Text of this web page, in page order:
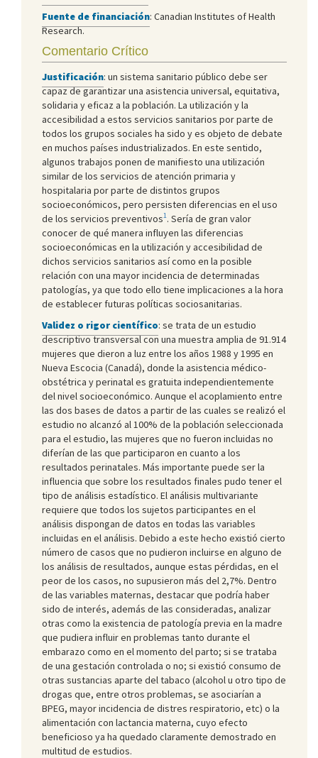
Fuente de financiación: Canadian Institutes of Health
Research.
Comentario Crítico
Justificación: un sistema sanitario público debe ser
capaz de garantizar una asistencia universal, equitativa,
solidaria y eficaz a la población. La utilización y la
accesibilidad a estos servicios sanitarios por parte de
todos los grupos sociales ha sido y es objeto de debate
en muchos países industrializados. En este sentido,
algunos trabajos ponen de manifiesto una utilización
similar de los servicios de atención primaria y
hospitalaria por parte de distintos grupos
socioeconómicos, pero persisten diferencias en el uso
de los servicios preventivos1. Sería de gran valor
conocer de qué manera influyen las diferencias
socioeconómicas en la utilización y accesibilidad de
dichos servicios sanitarios así como en la posible
relación con una mayor incidencia de determinadas
patologías, ya que todo ello tiene implicaciones a la hora
de establecer futuras políticas sociosanitarias.
Validez o rigor científico: se trata de un estudio
descriptivo transversal con una muestra amplia de 91.914
mujeres que dieron a luz entre los años 1988 y 1995 en
Nueva Escocia (Canadá), donde la asistencia médico-
obstétrica y perinatal es gratuita independientemente
del nivel socioeconómico. Aunque el acoplamiento entre
las dos bases de datos a partir de las cuales se realizó el
estudio no alcanzó al 100% de la población seleccionada
para el estudio, las mujeres que no fueron incluidas no
diferían de las que participaron en cuanto a los
resultados perinatales. Más importante puede ser la
influencia que sobre los resultados finales pudo tener el
tipo de análisis estadístico. El análisis multivariante
requiere que todos los sujetos participantes en el
análisis dispongan de datos en todas las variables
incluidas en el análisis. Debido a este hecho existió cierto
número de casos que no pudieron incluirse en alguno de
los análisis de resultados, aunque estas pérdidas, en el
peor de los casos, no supusieron más del 2,7%. Dentro
de las variables maternas, destacar que podría haber
sido de interés, además de las consideradas, analizar
otras como la existencia de patología previa en la madre
que pudiera influir en problemas tanto durante el
embarazo como en el momento del parto; si se trataba
de una gestación controlada o no; si existió consumo de
otras sustancias aparte del tabaco (alcohol u otro tipo de
drogas que, entre otros problemas, se asociarían a
BPEG, mayor incidencia de distres respiratorio, etc) o la
alimentación con lactancia materna, cuyo efecto
beneficioso ya ha quedado claramente demostrado en
multitud de estudios.